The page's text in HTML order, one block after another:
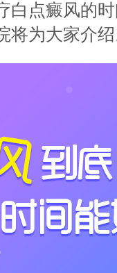
白点癜风的
将为大家介